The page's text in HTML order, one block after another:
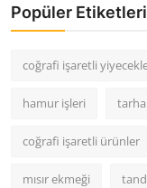
Popüler
coğrafi işaretli
hamur işleri
coğrafi işaretli ürünler
mısır ekmeği